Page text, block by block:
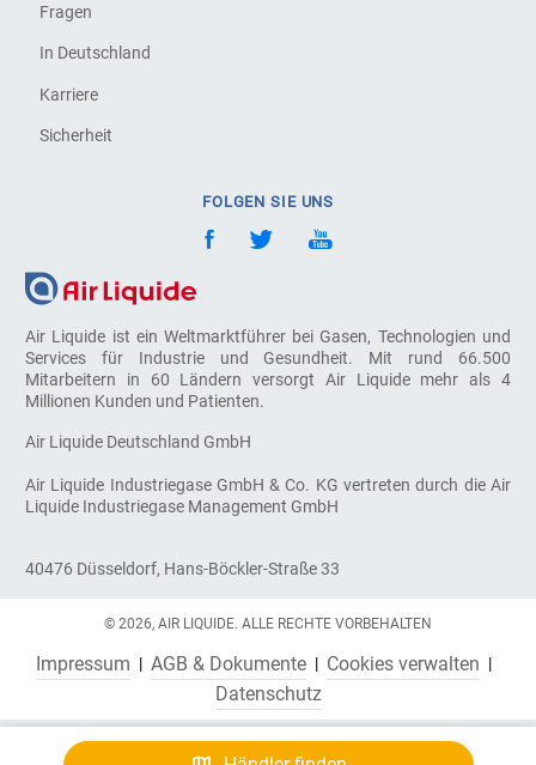
Air Liquide ist ein Weltmarktführer bei Gasen, Technologien und
Services für Industrie und Gesundheit. Mit rund 66.500
Mitarbeitern in 60 Ländern versorgt Air Liquide mehr als 4
Millionen Kunden und Patienten.
Air Liquide Deutschland GmbH
Air Liquide Industriegase GmbH & Co. KG vertreten durch die Air
Liquide Industriegase Management GmbH
40476 Düsseldorf, Hans-Böckler-Straße 33
Fragen
In Deutschland
Karriere
Sicherheit
FOLGEN SIE UNS
© 2026, AIR LIQUIDE. ALLE RECHTE VORBEHALTEN
Impressum AGB & Dokumente
Cookies verwalten
Datenschutz